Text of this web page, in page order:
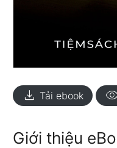
download Tải ebook
Giới thiệu